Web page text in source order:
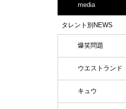
media
タレント別NEWS
爆笑問題
ウエストランド
キュウ